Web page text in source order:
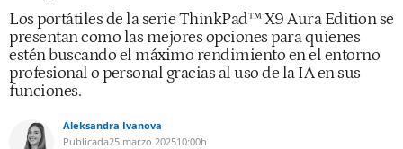
Los portátiles de la serie ThinkPad™ X9 Aura Edition se
presentan como las mejores opciones para quienes
estén buscando el máximo rendimiento en el entorno
profesional o personal gracias al uso de la IA en sus
funciones.
Aleksandra Ivanova
Publicada25 marzo 202510:00h